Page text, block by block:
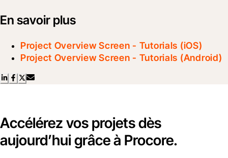
En savoir plus
Project Overview Screen - Tutorials (iOS)
Project Overview Screen - Tutorials (Android)
Accélérez vos projets dès
aujourd’hui grâce à Procore.